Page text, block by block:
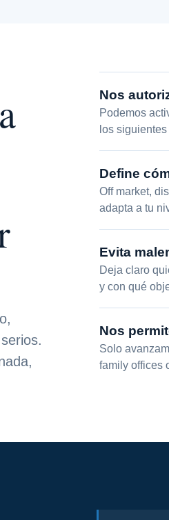
Nos
Podemos
los
Define
Off market,
adapta a tu
Evita
Deja claro
y con qué
Nos
Solo
family offices